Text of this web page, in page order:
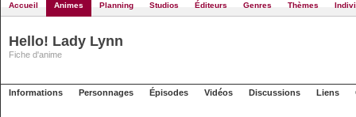
Accueil Animes Planning Studios Éditeurs Genres Thèmes
Hello! Lady Lynn
Fiche d'anime
Informations Personnages Épisodes Vidéos Discussions Liens